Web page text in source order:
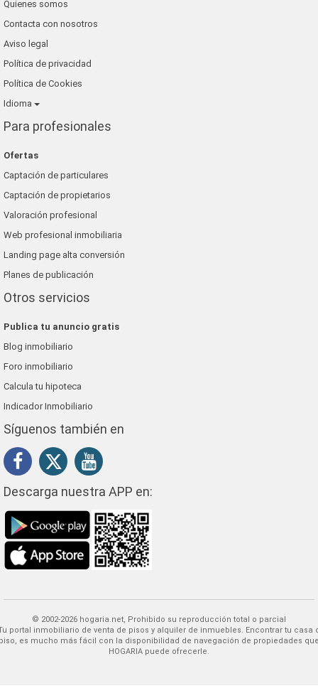
Quienes somos
Contacta con nosotros
Aviso legal
Política de privacidad
Política de Cookies
Idioma
Para profesionales
Ofertas
Captación de particulares
Captación de propietarios
Valoración profesional
Web profesional inmobiliaria
Landing page alta conversión
Planes de publicación
Otros servicios
Publica tu anuncio gratis
Blog inmobiliario
Foro inmobiliario
Calcula tu hipoteca
Indicador Inmobiliario
Síguenos también en
Descarga nuestra APP en:
© 2002-2026 hogaria.net, Prohibido su reproducción total o parcial
Encontrar tu casa o
es mucho más fácil con la disponibilidad de navegación de propiedades
HOGARIA puede ofrecerle.